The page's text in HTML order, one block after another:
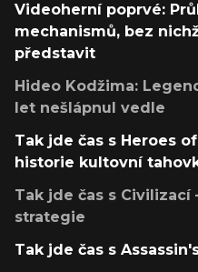
Videoherní poprvé:
mechanismů, bez
představit
Hideo Kodžima:
let nešlápnul vedle
Tak jde čas s Heroes
historie kultovní
Tak jde čas s
strategie
Tak jde čas s